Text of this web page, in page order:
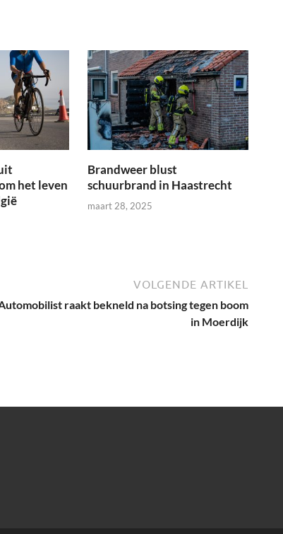
het leven
Brandweer blust
schuurbrand in Haastrecht
maart 28, 2025
VOLGENDE ARTIKEL
raakt bekneld na botsing tegen boom
in Moerdijk